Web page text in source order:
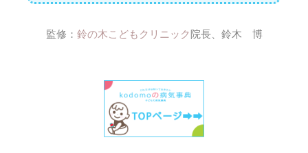
監修： 鈴の木こどもクリニック 院長、鈴木 博